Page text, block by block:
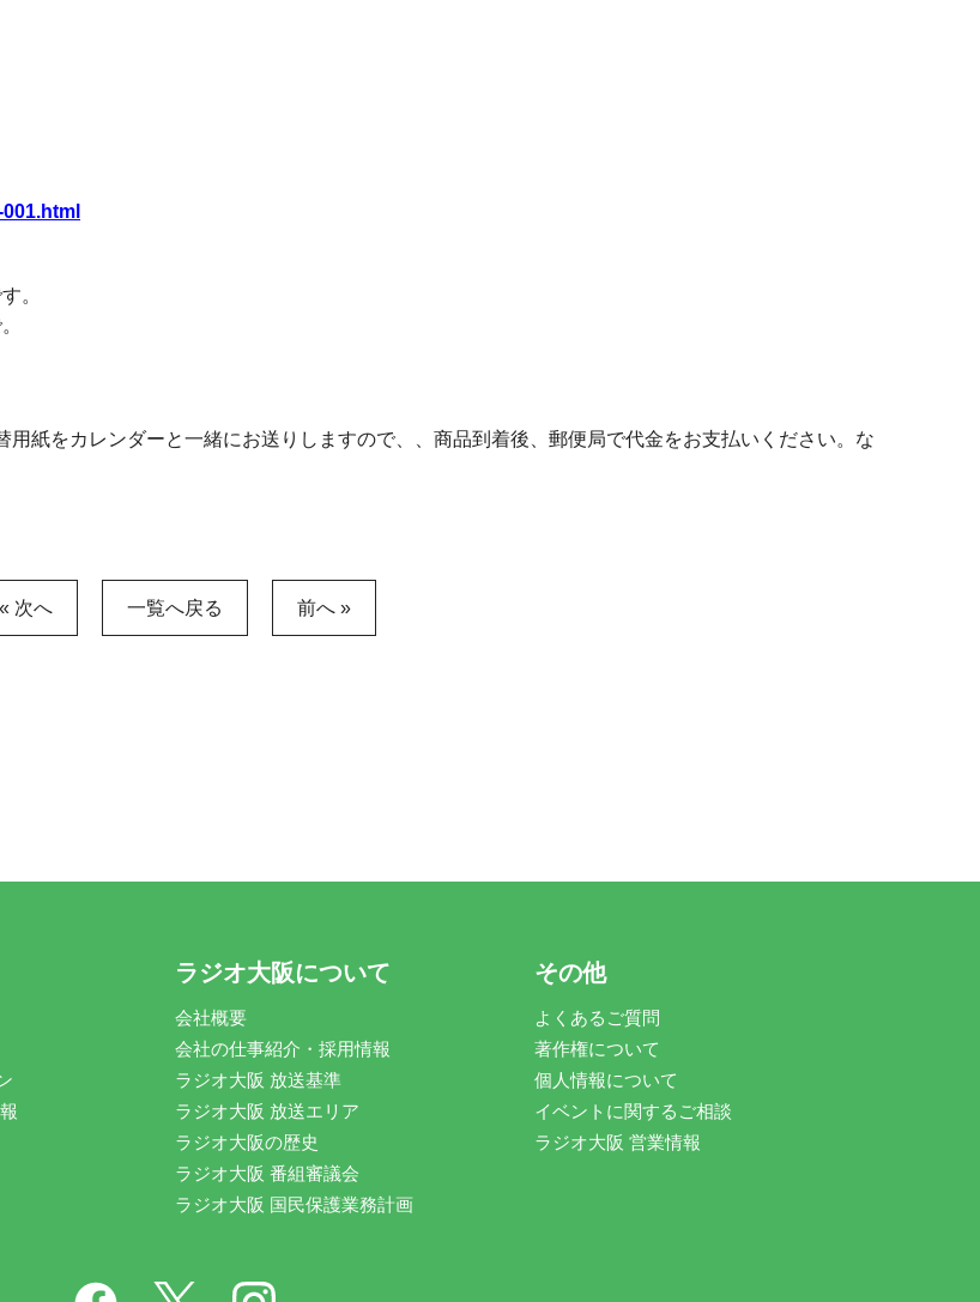
。
紙をカレンダーと一緒にお送りしますので、、商品到着後、郵便局で代金をお支払いください。な
« 次へ 一覧へ戻る 前へ »
ラジオ大阪について
会社概要
会社の仕事紹介・採用情報
ラジオ大阪 放送基準
ラジオ大阪 放送エリア
ラジオ大阪の歴史
ラジオ大阪 番組審議会
ラジオ大阪 国民保護業務計画
その他
よくあるご質問
著作権について
個人情報について
イベントに関するご相談
ラジオ大阪 営業情報